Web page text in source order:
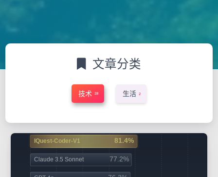
文章分类
技术 28 生活 2